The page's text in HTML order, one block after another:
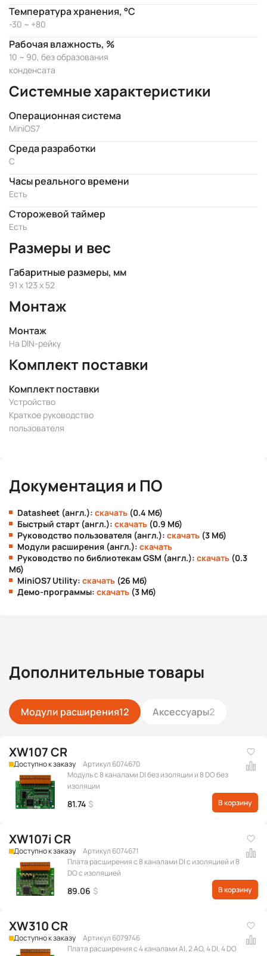
Температура хранения, °C
-30 ~ +80
Рабочая влажность, %
10 ~ 90, без образования
конденсата
Системные характеристики
Операционная система
MiniOS7
Cреда разработки
C
Часы реального времени
Есть
Сторожевой таймер
Есть
Размеры и вес
Габаритные размеры, мм
91 x 123 x 52
Монтаж
Монтаж
На DIN-рейку
Комплект поставки
Комплект поставки
Устройство
Краткое руководство
пользователя
Документация и ПО
Datasheet (англ.): скачать (0.4 Мб)
Быстрый старт (англ.): скачать (0.9 Мб)
Руководство пользователя (англ.): скачать (3 Мб)
Модули расширения (англ.): скачать
Руководство по библиотекам GSM (англ.): скачать (0.3
Мб)
MiniOS7 Utility: скачать (26 Мб)
Демо-программы: скачать (3 Мб)
Дополнительные товары
Модули расширения12 Аксессуары2
XW107 CR
Доступно к заказу
Артикул 6074670
Модуль с 8 каналами DI без изоляции и 8 DO без
изоляции
81.74 $ В корзину
XW107i CR
Доступно к заказу
Артикул 6074671
Плата расширения с 8 каналами DI с изоляцией и 8
DO с изоляцией
89.06 $ В корзину
XW310 CR
Доступно к заказу
Артикул 6079746
Плата расширения с 4 каналами AI, 2 AO, 4 DI, 4 DO